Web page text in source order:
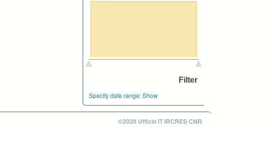
Specify date range:Show
©2020 Ufficio IT IRCRES CNR